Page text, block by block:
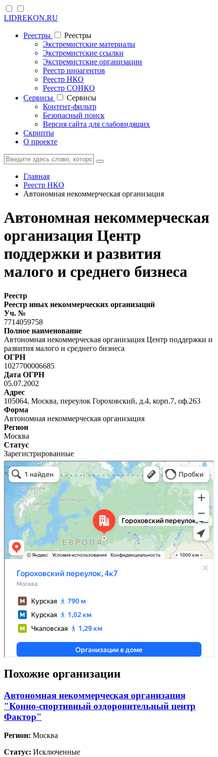
LIDREKON.RU
Реестры
Реестры
Экстремистские материалы
Экстремистские ссылки
Экстремистские организации
Реестр иноагентов
Реестр НКО
Реестр СОНКО
Cервисы
Cервисы
Контент-фильтр
Безопасный поиск
Версия сайта для слабовидящих
Скрипты
О проекте
Главная
Реестр НКО
Автономная некоммерческая организация
Автономная некоммерческая
организация Центр
поддержки и развития
малого и среднего бизнеса
Реестр
Реестр иных некоммерческих организаций
Уч. №
7714059758
Полное наименование
Автономная некоммерческая организация Центр поддержки и
развития малого и среднего бизнеса
ОГРН
1027700006685
Дата ОГРН
05.07.2002
Адрес
105064, Москва, переулок Гороховский, д.4, корп.7, оф.263
Форма
Автономная некоммерческая организация
Регион
Москва
Статус
Зарегистрированные
Похожие организации
Автономная некоммерческая организация
"Конно-спортивный оздоровительный центр
Фактор"
Регион: Москва
Статус: Исключенные